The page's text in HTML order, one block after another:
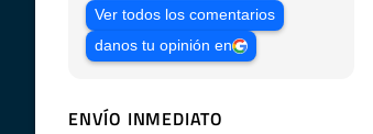
Ver todos los comentarios
danos tu opinión en
ENVÍO INMEDIATO